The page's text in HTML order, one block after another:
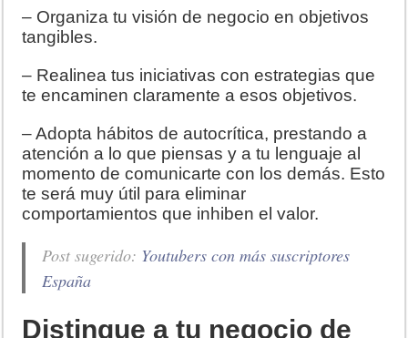
– Organiza tu visión de negocio en objetivos
tangibles.
– Realinea tus iniciativas con estrategias que
te encaminen claramente a esos objetivos.
– Adopta hábitos de autocrítica, prestando a
atención a lo que piensas y a tu lenguaje al
momento de comunicarte con los demás. Esto
te será muy útil para eliminar
comportamientos que inhiben el valor.
Post sugerido: Youtubers con más suscriptores
España
Distingue a tu negocio de